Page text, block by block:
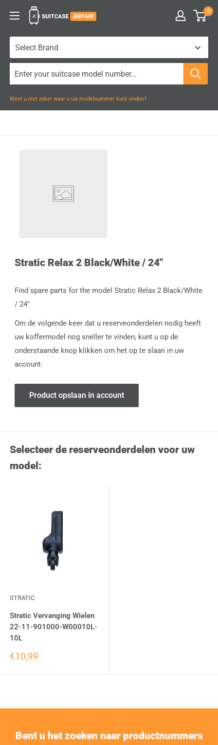
inhoud
Suitcase.Repair 0
Weet u niet zeker waar u uw modelnummer kunt vinden?
Stratic Relax 2 Black/White / 24"
Find spare parts for the model Stratic Relax 2 Black/White
/ 24"
Om de volgende keer dat u reserveonderdelen nodig heeft
uw koffermodel nog sneller te vinden, kunt u op de
onderstaande knop klikken om het op te slaan in uw
account.
Product opslaan in account
Selecteer de reserveonderdelen voor uw
model:
STRATIC
Stratic Vervanging Wielen
22-11-901000-W00010L-
10L
€10,99
Bent u het zoeken naar productnummers